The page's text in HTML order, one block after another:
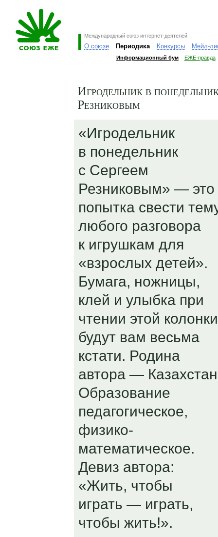
Международный союз интернет-деятелей
О союзе Периодика Конкурсы Мейл-
Информационный бум ЕЖЕ-правда
Игродельник в
Резниковым
«Игродельник
в понедельник
с Сергеем
Резниковым» — это
попытка свести
любого разговора
к игрушкам для
«взрослых детей».
Бумага, ножницы,
клей и улыбка при
чтении этой колонки
будут вам весьма
кстати. Родина
автора —
Образование
педагогическое,
физико-
математическое.
Девиз автора:
«Жить, чтобы
играть — играть,
чтобы жить!».